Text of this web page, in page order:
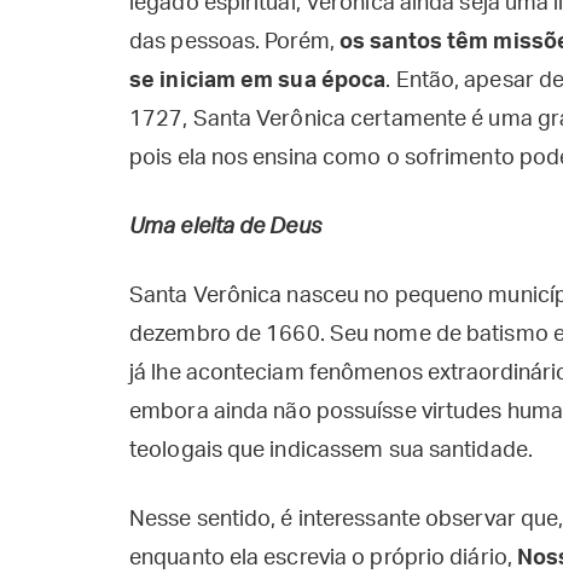
das pessoas. Porém,os santos têm
se iniciam em sua época. Então, apesar
1727, Santa Verônica certamente é uma
pois ela nos ensina como o sofrimento
Uma eleita de Deus
Santa Verônica nasceu no pequeno
dezembro de 1660. Seu nome de batismo
já lhe aconteciam fenômenos
embora ainda não possuísse virtudes
teologais que indicassem sua santidade.
Nesse sentido, é interessante observar
enquanto ela escrevia o próprio diário,